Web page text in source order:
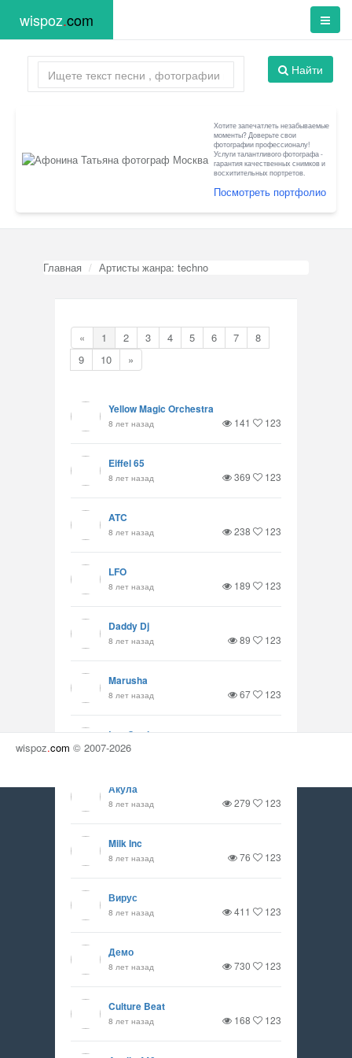
wispoz.com
Найти
Хотите запечатлеть незабываемые
моменты? Доверьте свои
фотографии профессионалу!
Услуги талантливого фотографа -
гарантия качественных снимков и
восхитительных портретов.
Посмотреть портфолио
Главная Артисты жанра: techno
« 1 2 3 4 5 6 7
8
9
10 »
Yellow Magic Orchestra
8 лет назад 141 123
Eiffel 65
8 лет назад 369 123
ATC
8 лет назад 238 123
LFO
8 лет назад 189 123
Daddy Dj
8 лет назад 89 123
Marusha
8 лет назад 67 123
Lee Curtis
8 лет назад
Акула
8 лет назад 279 123
Milk Inc
8 лет назад 76 123
Вирус
8 лет назад 411 123
Демо
8 лет назад 730 123
Culture Beat
8 лет назад 168 123
wispoz.com © 2007-2026